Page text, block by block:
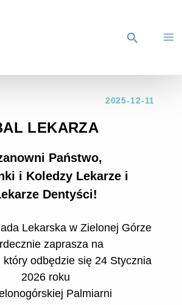
2025-12-11
LEKARZA
Państwo,
i Koledzy Lekarze i
Dentyści!
Lekarska w Zielonej Górze
zaprasza na
który odbędzie się 24 Stycznia
2026 roku
Palmiarni